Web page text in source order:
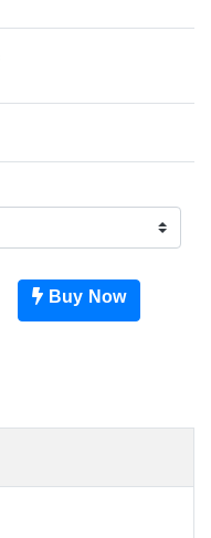
Buy Now